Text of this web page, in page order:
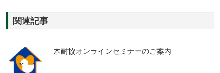
関連記事
木耐協オンラインセミナーのご案内